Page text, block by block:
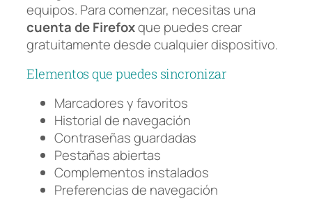
equipos. Para comenzar, necesitas una
cuenta de Firefoxque puedes crear
gratuitamente desde cualquier dispositivo.
Elementos que puedes sincronizar
Marcadores y favoritos
Historial de navegación
Contraseñas guardadas
Pestañas abiertas
Complementos instalados
Preferencias de navegación